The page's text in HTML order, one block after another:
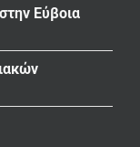
Εύβοια